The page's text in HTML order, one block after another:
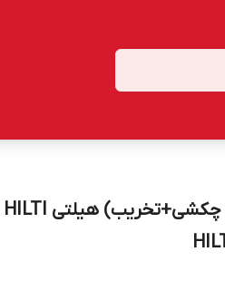
دریل چکشی 3کاره(دریل+دریل چکشی+تخریب) هیلتی HILTI